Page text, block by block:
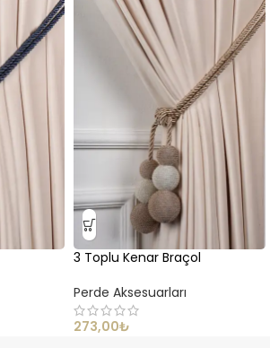
3 Toplu Kenar Braçol
Perde Aksesuarları
273,00₺